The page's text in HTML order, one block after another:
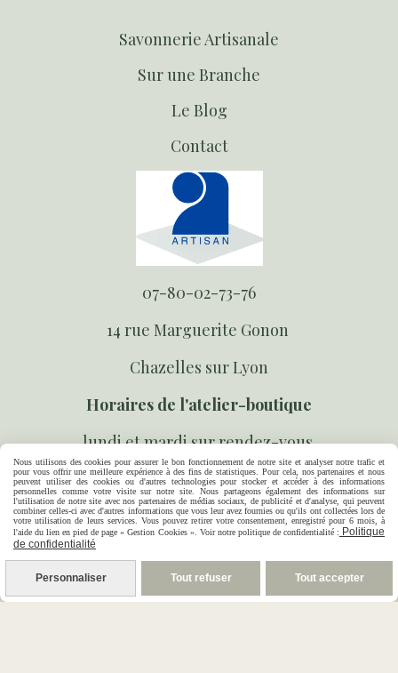
Savonnerie Artisanale
Sur une Branche
Le Blog
Contact
07-80-02-73-76
14 rue Marguerite Gonon
Chazelles sur Lyon
Horaires de l'atelier-boutique
lundi et mardi sur rendez-vous
mercredi au vendredi 10h 18h
Suivez-nous sur les réseaux sociaux
  
Nous utilisons des cookies pour assurer le bon fonctionnement de notre site et analyser notre trafic et
pour vous offrir une meilleure expérience à des fins de statistiques. Pour cela, nos partenaires et nous
peuvent utiliser des cookies ou d'autres technologies pour stocker et accéder à des informations
personnelles comme votre visite sur notre site. Nous partageons également des informations sur
l'utilisation de notre site avec nos partenaires de médias sociaux, de publicité et d'analyse, qui peuvent
combiner celles-ci avec d'autres informations que vous leur avez fournies ou qu'ils ont collectées lors de
votre utilisation de leurs services. Vous pouvez retirer votre consentement, enregistré pour 6 mois, à
l'aide du lien en pied de page « Gestion Cookies ». Voir notre politique de confidentialité : Politique
de confidentialité
Personnaliser Tout refuser Tout accepter